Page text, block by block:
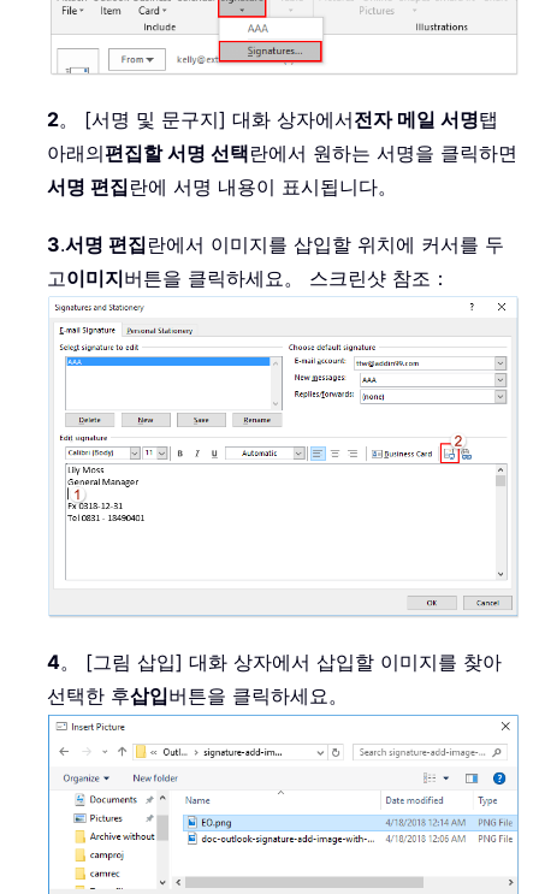
2。 [서명 및 문구지] 대화 상자에서전자 메일 서명탭
아래의편집할 서명 선택란에서 원하는 서명을 클릭하면
서명 편집 란에 서명 내용이 표시됩니다。
3.서명 편집 란에서 이미지를 삽입할 위치에 커서를 두
고이미지버튼을 클릭하세요。 스크린샷 참조：
4。 [그림 삽입] 대화 상자에서 삽입할 이미지를 찾아
선택한 후삽입버튼을 클릭하세요。